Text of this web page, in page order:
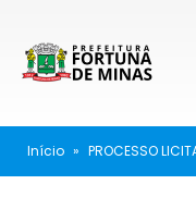
Início » PROCESSO